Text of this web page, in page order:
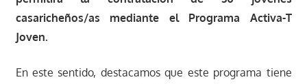
casaricheños/as mediante el Programa Activa-T
Joven.
En este sentido, destacamos que este programa tiene